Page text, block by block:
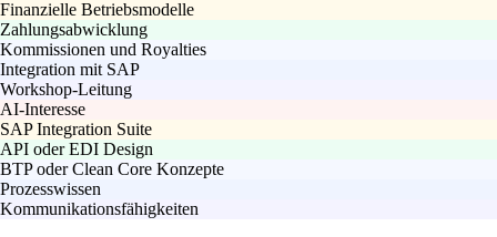
Finanzielle Betriebsmodelle
Zahlungsabwicklung
Kommissionen und Royalties
Integration mit SAP
Workshop-Leitung
AI-Interesse
SAP Integration Suite
API oder EDI Design
BTP oder Clean Core Konzepte
Prozesswissen
Kommunikationsfähigkeiten